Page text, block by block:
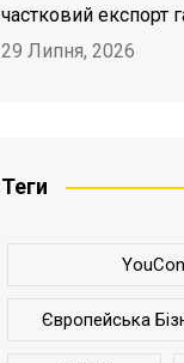
частковий експорт
29 Липня, 2026
Теги
Європейська